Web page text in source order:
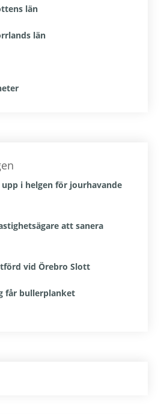
län
län
i helgen för jourhavande
att sanera
vid Örebro Slott
får bullerplanket